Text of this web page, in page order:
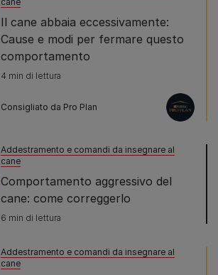
Il cane abbaia eccessivamente:
Cause e modi per fermare questo
comportamento
4 min di lettura
Consigliato da Pro Plan
Addestramento e comandi da insegnare al
cane
Comportamento aggressivo del
cane: come correggerlo
6 min di lettura
Addestramento e comandi da insegnare al
cane